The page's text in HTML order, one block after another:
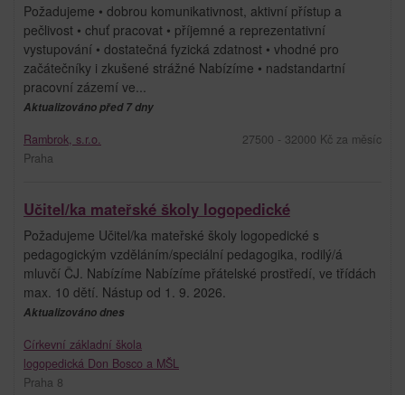
Požadujeme • dobrou komunikativnost, aktivní přístup a
pečlivost • chuť pracovat • příjemné a reprezentativní
vystupování • dostatečná fyzická zdatnost • vhodné pro
začátečníky i zkušené strážné Nabízíme • nadstandartní
pracovní zázemí ve...
Aktualizováno před 7 dny
Rambrok, s.r.o.
Praha
27500 - 32000 Kč za měsíc
Učitel/ka mateřské školy logopedické
Požadujeme Učitel/ka mateřské školy logopedické s
pedagogickým vzděláním/speciální pedagogika, rodilý/á
mluvčí ČJ. Nabízíme Nabízíme přátelské prostředí, ve třídách
max. 10 dětí. Nástup od 1. 9. 2026.
Aktualizováno dnes
Církevní základní škola
logopedická Don Bosco a MŠL
Praha 8